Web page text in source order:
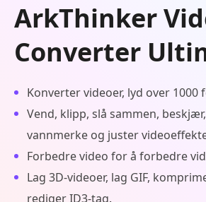
ArkThinker
Converter
Konverter videoer, lyd over 1000
Vend, klipp, slå sammen,
vannmerke og juster
Forbedre video for å forbedre
Lag 3D-videoer, lag GIF,
rediger ID3-tag.